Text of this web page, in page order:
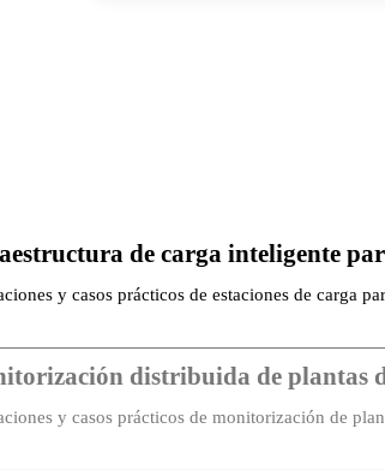
8,8 Gbps
8K
4 Mbits
de carga inteligente
y casos prácticos de estaciones de carga
distribuida de plantas
y casos prácticos de monitorización de